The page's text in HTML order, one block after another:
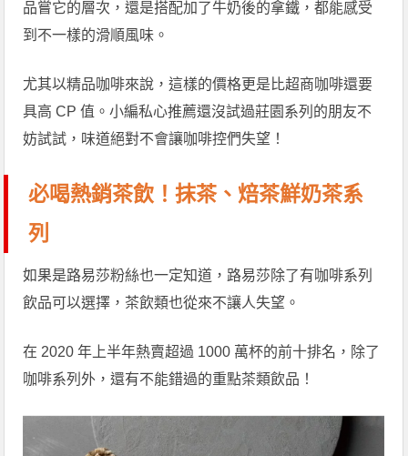
品嘗它的層次，還是搭配加了牛奶後的拿鐵，都能感受
到不一樣的滑順風味。
尤其以精品咖啡來說，這樣的價格更是比超商咖啡還要
具高 CP 值。小編私心推薦還沒試過莊園系列的朋友不
妨試試，味道絕對不會讓咖啡控們失望！
必喝熱銷茶飲！抹茶、焙茶鮮奶茶系
列
如果是路易莎粉絲也一定知道，路易莎除了有咖啡系列
飲品可以選擇，茶飲類也從來不讓人失望。
在 2020 年上半年熱賣超過 1000 萬杯的前十排名，除了
咖啡系列外，還有不能錯過的重點茶類飲品！